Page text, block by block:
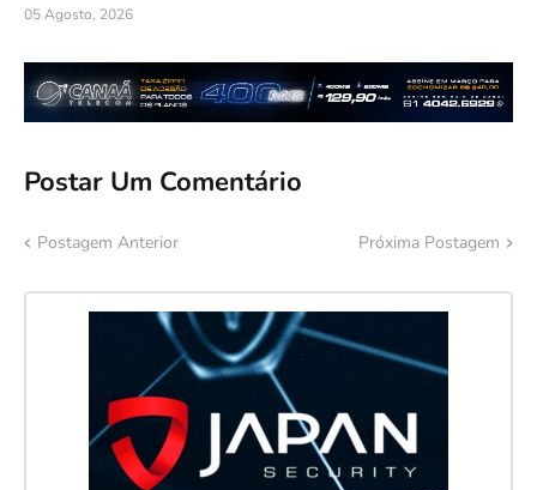
05 Agosto, 2026
Postar Um Comentário
Postagem Anterior Próxima Postagem